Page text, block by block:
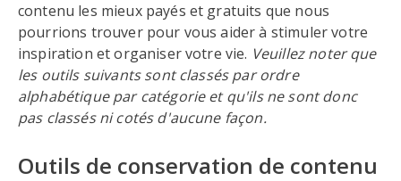
contenu les mieux payés et gratuits que nous
pourrions trouver pour vous aider à stimuler votre
inspiration et organiser votre vie. Veuillez noter que
les outils suivants sont classés par ordre
alphabétique par catégorie et qu'ils ne sont donc
pas classés ni cotés d'aucune façon.
Outils de conservation de contenu